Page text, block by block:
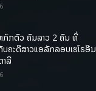
ກັກຕົວ ຄົນລາວ 2 ຄົນ ທີ່
ຄະດີສາວແອລັກລອບເຮໂຣອີນ
າລີ